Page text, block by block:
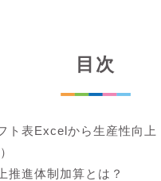
目次
ト表Excelから生産性向
推進体制加算とは？